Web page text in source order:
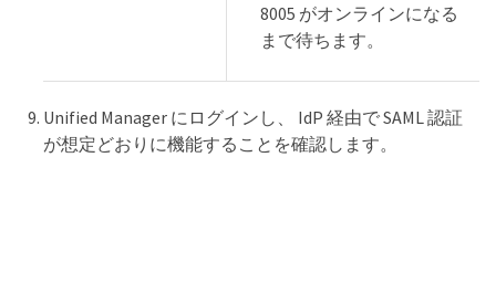
8005 がオンラインになる
まで待ちます。
Unified Manager にログインし、 IdP 経由で SAML 認証
が想定どおりに機能することを確認します。